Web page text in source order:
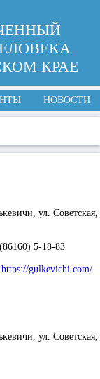
КРАЕ
НОВОСТИ
ул. Советская,
5-18-83
https://gulkevichi.com/
ул. Советская,